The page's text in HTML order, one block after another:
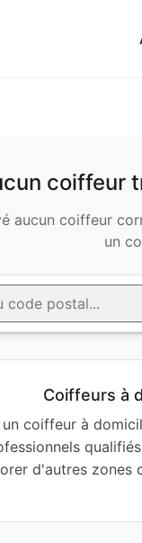
coiffeur
aucun coiffeur
un
Coiffeurs à
coiffeur à
d'autres zones